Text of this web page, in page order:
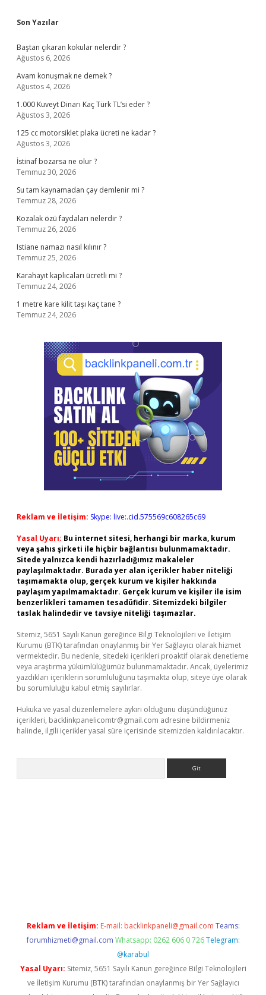
Sidebar
Son Yazılar
Baştan çıkaran kokular nelerdir ?
Ağustos 6, 2026
Avam konuşmak ne demek ?
Ağustos 4, 2026
1.000 Kuveyt Dinarı Kaç Türk TL’si eder ?
Ağustos 3, 2026
125 cc motorsiklet plaka ücreti ne kadar ?
Ağustos 3, 2026
İstinaf bozarsa ne olur ?
Temmuz 30, 2026
Su tam kaynamadan çay demlenir mi ?
Temmuz 28, 2026
Kozalak özü faydaları nelerdir ?
Temmuz 26, 2026
Istiane namazı nasıl kılınır ?
Temmuz 25, 2026
Karahayıt kaplıcaları ücretli mi ?
Temmuz 24, 2026
1 metre kare kilit taşı kaç tane ?
Temmuz 24, 2026
Reklam ve İletişim: Skype: live:.cid.575569c608265c69
Yasal Uyarı: Bu internet sitesi, herhangi bir marka, kurum
veya şahıs şirketi ile hiçbir bağlantısı bulunmamaktadır.
Sitede yalnızca kendi hazırladığımız makaleler
paylaşılmaktadır. Burada yer alan içerikler haber niteliği
taşımamakta olup, gerçek kurum ve kişiler hakkında
paylaşım yapılmamaktadır. Gerçek kurum ve kişiler ile isim
benzerlikleri tamamen tesadüfidir. Sitemizdeki bilgiler
taslak halindedir ve tavsiye niteliği taşımazlar.
Sitemiz, 5651 Sayılı Kanun gereğince Bilgi Teknolojileri ve İletişim
Kurumu (BTK) tarafından onaylanmış bir Yer Sağlayıcı olarak hizmet
vermektedir. Bu nedenle, sitedeki içerikleri proaktif olarak denetleme
veya araştırma yükümlülüğümüz bulunmamaktadır. Ancak, üyelerimiz
yazdıkları içeriklerin sorumluluğunu taşımakta olup, siteye üye olarak
bu sorumluluğu kabul etmiş sayılırlar.
Hukuka ve yasal düzenlemelere aykırı olduğunu düşündüğünüz
içerikleri, backlinkpanelicomtr@gmail.com adresine bildirmeniz
halinde, ilgili içerikler yasal süre içerisinde sitemizden kaldırılacaktır.
Reklam ve İletişim: E-mail: backlinkpaneli@gmail.com Teams:
forumhizmeti@gmail.com Whatsapp: 0262 606 0 726 Telegram:
@karabul
Yasal Uyarı: Sitemiz, 5651 Sayılı Kanun gereğince Bilgi Teknolojileri
ve İletişim Kurumu (BTK) tarafından onaylanmış bir Yer Sağlayıcı